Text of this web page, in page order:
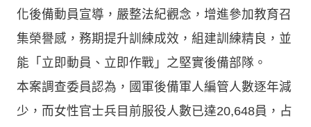
化後備動員宣導，嚴整法紀觀念，增進參加教育召
集榮譽感，務期提升訓練成效，組建訓練精良，並
能「立即動員、立即作戰」之堅實後備部隊。
本案調查委員認為，國軍後備軍人編管人數逐年減
少，而女性官士兵目前服役人數已達20,648員，占